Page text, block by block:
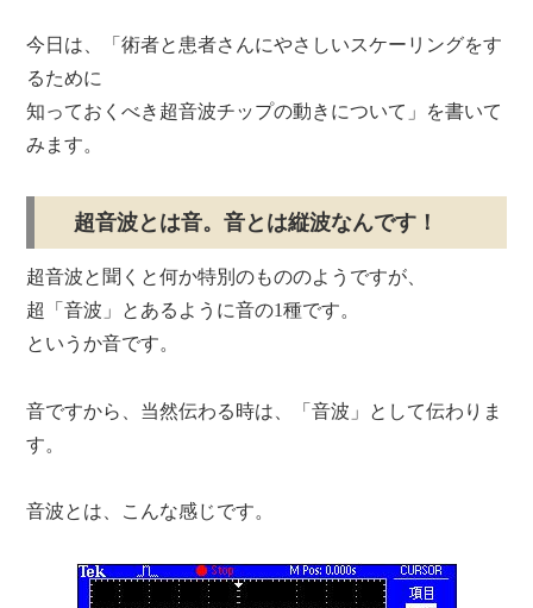
今日は 、「術者と患者さんにやさしいスケーリングをす
るために
知っておくべき超音波チップの動きについて」 を書いて
みます。
超音波とは音。音とは縦波なんです！
超音波と聞くと何か特別のもののようですが、
超「音波」とあるように音の1種です。
というか音です。
音ですから、当然伝わる時は、「音波」として伝わりま
す。
音波とは、こんな感じです。